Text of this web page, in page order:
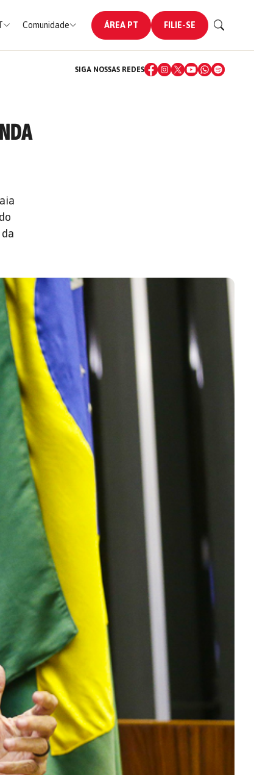
Comunidade ÁREA PT FILIE-SE
SIGA NOSSAS REDES